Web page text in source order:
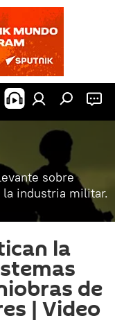
sobre
la industria militar.
la
de
| Video